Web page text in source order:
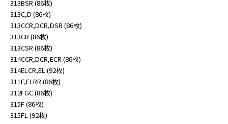
313BSR (86枚)
313C,D (86枚)
313CCR,DCR,DSR (86枚)
313CR (86枚)
313CSR (86枚)
314CCR,DCR,ECR (86枚)
314ELCR,EL (92枚)
311F,FLRR (86枚)
312FGC (86枚)
315F (86枚)
315FL (92枚)